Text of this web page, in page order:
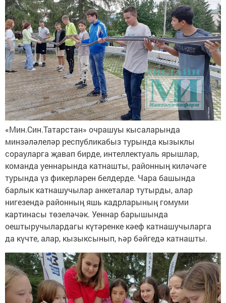
«Мин.Син.Татарстан» очрашуы кысаларында
минзәләлеләр республикабыз турында кызыклы
сорауларга җавап бирде, интеллектуаль ярышлар,
команда уеннарында катнашты, районның киләчәге
турында үз фикерләрен белдерде. Чара башында
барлык катнашучылар анкеталар тутырды, алар
нигезендә районның яшь кадрларының гомуми
картинасы төзеләчәк. Уеннар барышында
оештыручылардагы күтәренке кәеф катнашучыларга
да күчте, алар, кызыксынып, һәр бәйгедә катнашты.